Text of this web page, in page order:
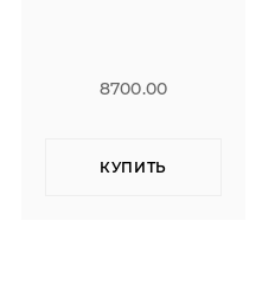
8700.00
КУПИТЬ